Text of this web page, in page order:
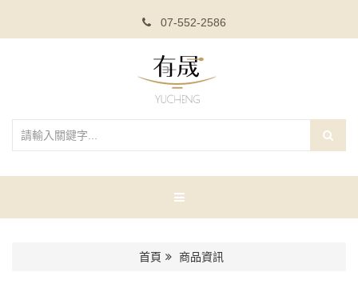
07-552-2586
首頁 商品資訊